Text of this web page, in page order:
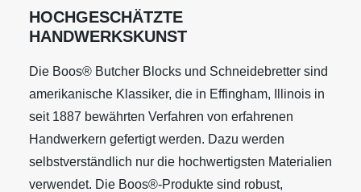
HOCHGESCHÄTZTE
HANDWERKSKUNST
Die Boos® Butcher Blocks und Schneidebretter sind
amerikanische Klassiker, die in Effingham, Illinois in
seit 1887 bewährten Verfahren von erfahrenen
Handwerkern gefertigt werden. Dazu werden
selbstverständlich nur die hochwertigsten Materialien
verwendet. Die Boos®-Produkte sind robust,